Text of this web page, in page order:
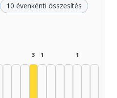
10 évenkénti összesítés
3 1 1